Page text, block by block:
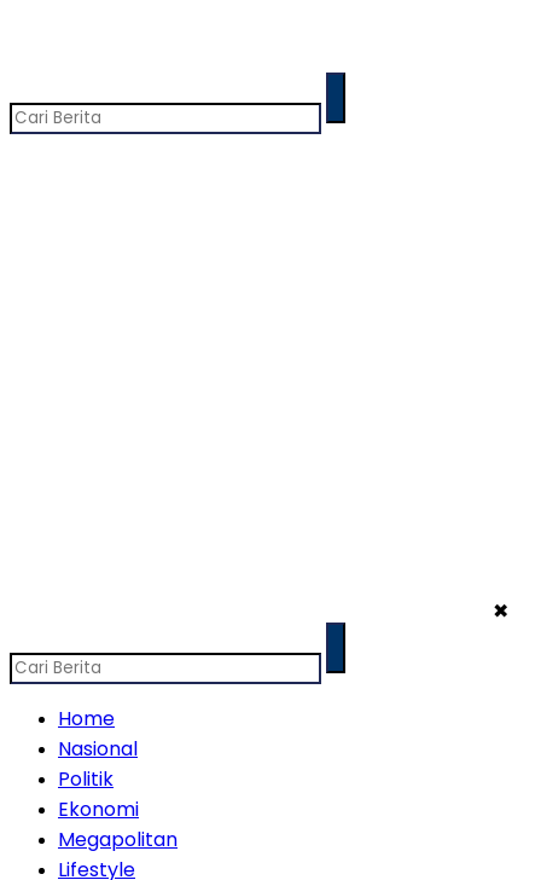
✖
Home
Nasional
Politik
Ekonomi
Megapolitan
Lifestyle